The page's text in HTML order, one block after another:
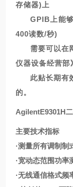
存储器)上
GPIB上能
400读数/秒)
需要可以在
仪器设备经营部
此贴长期有
的。
AgilentE9301H
主要技术指标
·测量所有调制制
·宽动态范围功
·无线通信格式频